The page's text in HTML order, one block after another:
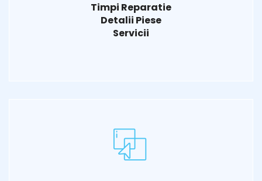
Timpi Reparatie
Detalii Piese
Servicii